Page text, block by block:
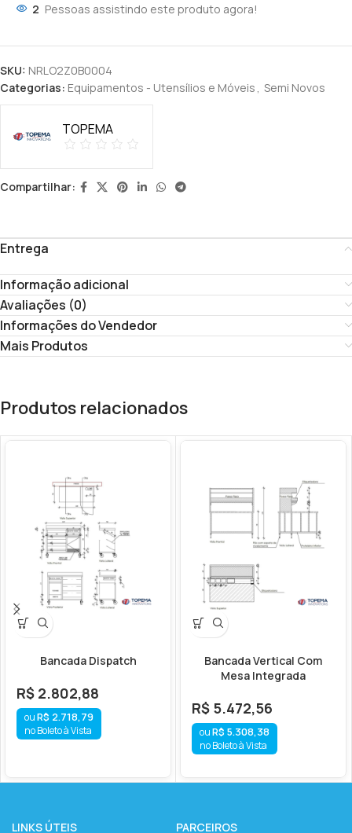
2 Pessoas assistindo este produto agora!
SKU: NRLO2Z0B0004
Categorias: Equipamentos - Utensílios e Móveis Semi Novos
TOPEMA
Compartilhar:
Entrega
Informação adicional
Avaliações (0)
Informações do Vendedor
Mais Produtos
Produtos relacionados
Bancada Dispatch
R$ 2.802,88
R$ 2.718,79
no Boleto à Vista
Bancada Vertical Com
Mesa Integrada
R$ 5.472,56
R$ 5.308,38
no Boleto à Vista
LINKS ÚTEIS PARCEIROS